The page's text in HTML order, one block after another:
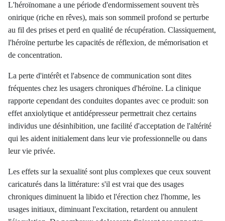
L'héroïnomane a une période d'endormissement souvent très
onirique (riche en rêves), mais son sommeil profond se perturbe
au fil des prises et perd en qualité de récupération. Classiquement,
l'héroïne perturbe les capacités de réflexion, de mémorisation et
de concentration.
La perte d'intérêt et l'absence de communication sont dites
fréquentes chez les usagers chroniques d'héroïne. La clinique
rapporte cependant des conduites dopantes avec ce produit: son
effet anxiolytique et antidépresseur permettrait chez certains
individus une désinhibition, une facilité d'acceptation de l'altérité
qui les aident initialement dans leur vie professionnelle ou dans
leur vie privée.
Les effets sur la sexualité sont plus complexes que ceux souvent
caricaturés dans la littérature: s'il est vrai que des usages
chroniques diminuent la libido et l'érection chez l'homme, les
usages initiaux, diminuant l'excitation, retardent ou annulent